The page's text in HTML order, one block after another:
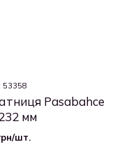
53358
Pasabahce
мм
шт.